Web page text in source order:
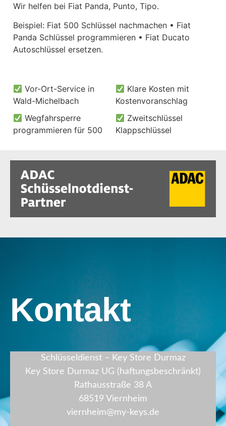
Wir helfen bei Fiat Panda, Punto, Tipo.
Beispiel: Fiat 500 Schlüssel nachmachen • Fiat
Panda Schlüssel programmieren • Fiat Ducato
Autoschlüssel ersetzen.
Vor-Ort-Service in
Wald-Michelbach
Klare Kosten mit
Kostenvoranschlag
Wegfahrsperre
programmieren für 500
Zweitschlüssel
Klappschlüssel
Kontakt
Schlüsseldienst – Key Store Durmaz
Key Store Durmaz UG (haftungsbeschränkt)
Rathausstraße 38 A
68519 Viernheim
viernheim@my-keys.de